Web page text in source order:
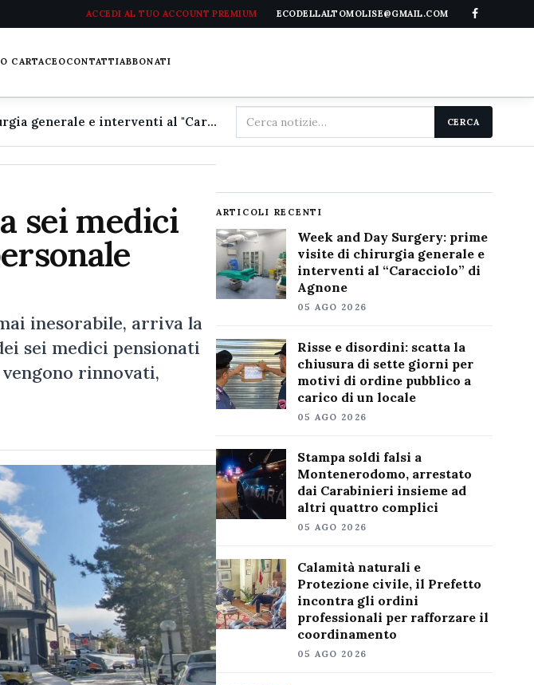
ACCEDI AL TUO ACCOUNT PREMIUM ECODELLALTOMOLISE@GMAIL.COM
CARTACEOCONTATTIABBONATI
Week and Day Surgery: prime visite di chirurgia generale e interventi al "Caracciolo" di Agnone
Cerca
nel
CERCA
sei medici
inesorabile, arriva la
sei medici pensionati
vengono rinnovati,
ARTICOLI RECENTI
Week and Day Surgery: prime
visite di chirurgia generale e
interventi al “Caracciolo” di
Agnone
05 AGO 2026
Risse e disordini: scatta la
chiusura di sette giorni per
motivi di ordine pubblico a
carico di un locale
05 AGO 2026
Stampa soldi falsi a
Montenerodomo, arrestato
dai Carabinieri insieme ad
altri quattro complici
05 AGO 2026
Calamità naturali e
Protezione civile, il Prefetto
incontra gli ordini
professionali per rafforzare il
coordinamento
05 AGO 2026